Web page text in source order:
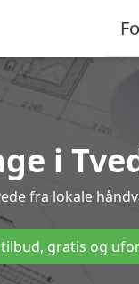
i
fra lokale
tilbud, gratis og